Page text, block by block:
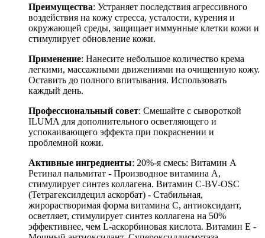
Преимущества: Устраняет последствия агрессивного
воздействия на кожу стресса, усталости, курения и
окружающей среды, защищает иммунные клетки кожи и
стимулирует обновление кожи.
Применение: Нанесите небольшое количество крема
легкими, массажными движениями на очищенную кожу.
Оставить до полного впитывания. Использовать
каждый день.
Профессиональный совет: Смешайте с сывороткой
ILUMA для дополнительного осветляющего и
успокаивающего эффекта при покраснении и
проблемной кожи.
Активные ингредиенты: 20%-я смесь: Витамин А
Ретинал пальмитат - Производное витамина А,
стимулирует синтез коллагена. Витамин С-BV-OSC
(Тетрагексилдецил аскорбат) - Стабильная,
жирорастворимая форма витамина С, антиоксидант,
осветляет, стимулирует синтез коллагена на 50%
эффективнее, чем L-аскорбиновая кислота. Витамин Е -